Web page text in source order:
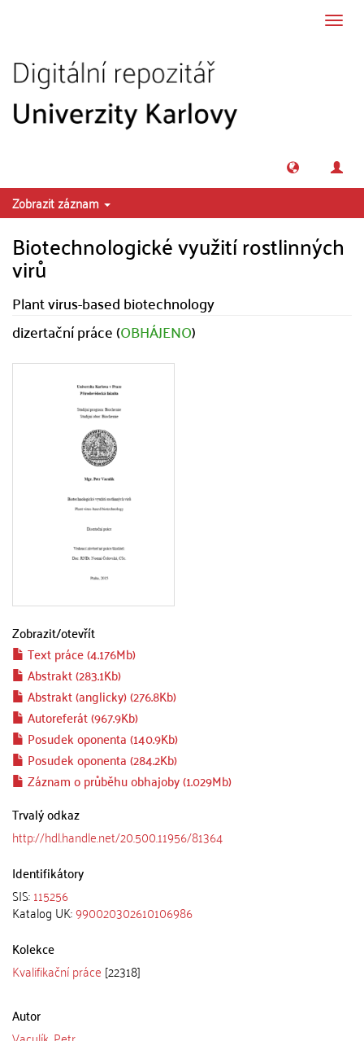
Zobrazit záznam
Biotechnologické využití rostlinných
virů
Plant virus-based biotechnology
dizertační práce (OBHÁJENO)
Zobrazit/otevřít
Text práce (4.176Mb)
Abstrakt (283.1Kb)
Abstrakt (anglicky) (276.8Kb)
Autoreferát (967.9Kb)
Posudek oponenta (140.9Kb)
Posudek oponenta (284.2Kb)
Záznam o průběhu obhajoby (1.029Mb)
Trvalý odkaz
http://hdl.handle.net/20.500.11956/81364
Identifikátory
SIS:115256
Katalog UK:990020302610106986
Kolekce
Kvalifikační práce [22318]
Autor